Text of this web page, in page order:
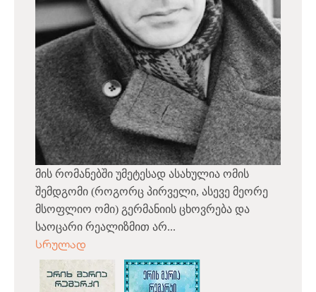
მის რომანებში უმეტესად ასახულია ომის
შემდგომი (როგორც პირველი, ასევე მეორე
მსოფლიო ომი) გერმანიის ცხოვრება და
საოცარი რეალიზმით არ...
სრულად